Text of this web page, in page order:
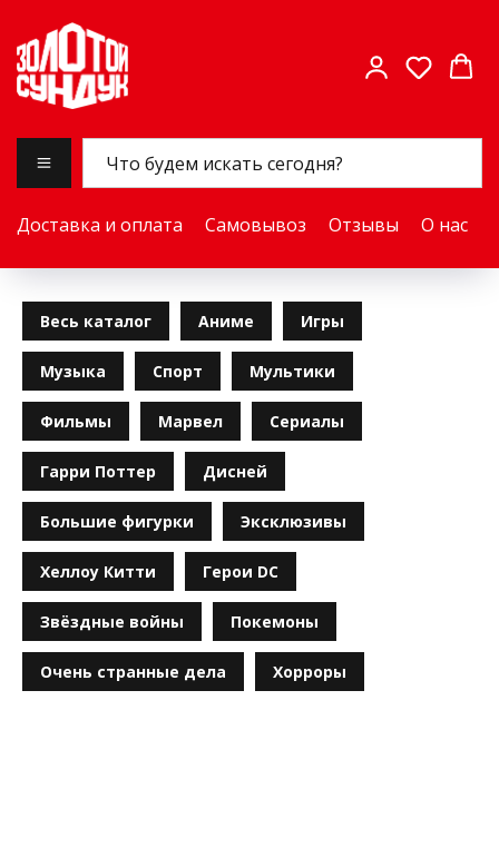
Доставка и оплата Самовывоз Отзывы О нас
Весь каталог Аниме Игры
Музыка Спорт Мультики
Фильмы Марвел Сериалы
Гарри Поттер Дисней
Большие фигурки Эксклюзивы
Хеллоу Китти Герои DC
Звёздные войны Покемоны
Очень странные дела Хорроры